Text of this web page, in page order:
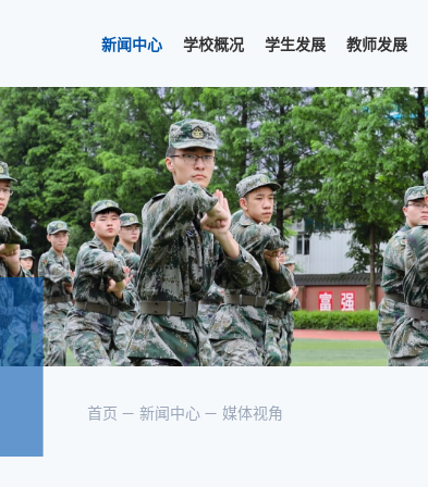
新闻中心 学校概况 学生发展 教师发展
首页 新闻中心 媒体视角